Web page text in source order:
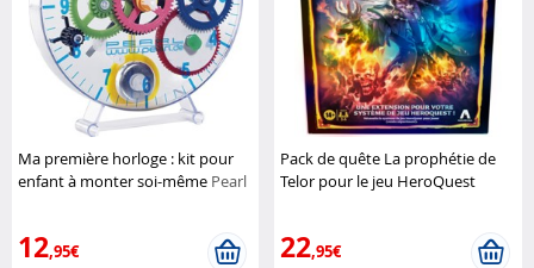
Ma première horloge : kit pour
enfant à monter soi-même Pearl
12,95€
Pack de quête La prophétie de
Telor pour le jeu HeroQuest
22,95€